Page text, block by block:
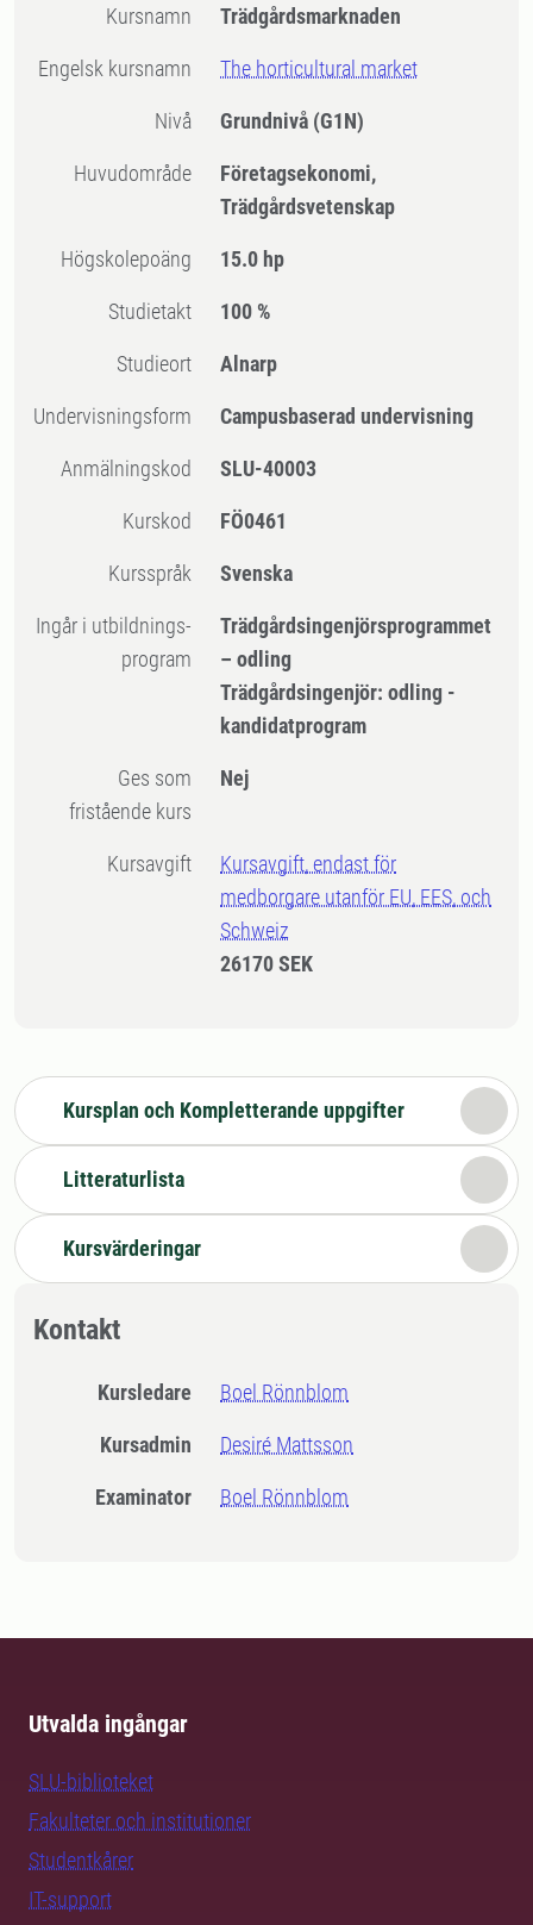
Kursnamn Trädgårdsmarknaden
Engelsk kursnamn The horticultural market
Nivå Grundnivå (G1N)
Huvudområde
Företagsekonomi,
Trädgårdsvetenskap
högskolepoäng 15.0 hp
Studietakt 100 %
Studieort Alnarp
Undervisningsform Campusbaserad undervisning
Anmälningskod SLU-40003
Kurskod FÖ0461
Kursspråk Svenska
Ingår i utbildnings-
program
Trädgårdsingenjörsprogrammet
– odling
Trädgårdsingenjör: odling -
kandidatprogram
Ges som
fristående kurs
Nej
Kursavgift
Kursavgift, endast för
medborgare utanför EU, EES, och
Schweiz
26170 SEK
Kursplan och Kompletterande uppgifter
Litteraturlista
Kursvärderingar
Kontakt
Kursledare Boel Rönnblom
Kursadmin Desiré Mattsson
Examinator Boel Rönnblom
Utvalda ingångar
SLU-biblioteket
Fakulteter och institutioner
Studentkårer
IT-support